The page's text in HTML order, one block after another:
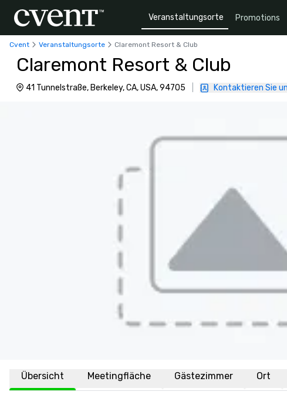
Veranstaltungsorte Promotions
Cvent Veranstaltungsorte Claremont Resort & Club
Claremont Resort & Club
41 Tunnelstraße, Berkeley, CA, USA, 94705 Kontaktieren Sie
Übersicht Meetingfläche Gästezimmer Ort